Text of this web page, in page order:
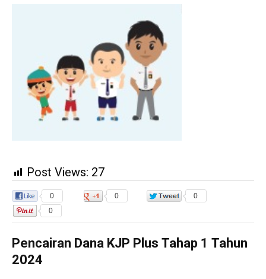
Post Views: 27
0 0
0
0
Pencairan Dana KJP Plus Tahap 1 Tahun
2024